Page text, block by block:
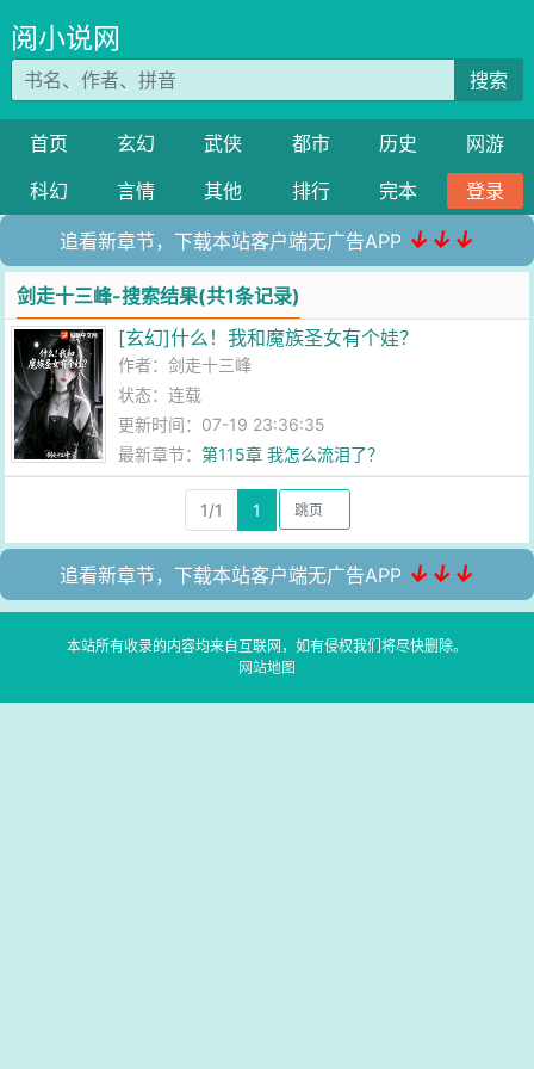
阅小说网
搜索
首页 玄幻 武侠 都市 历史
网游
科幻
言情 其他 排行 完本 登录
追看新章节，下载本站客户端无广告APP ↓↓↓
剑走十三峰-搜索结果(共1条记录)
[玄幻]什么！我和魔族圣女有个娃？
作者：剑走十三峰
状态：连载
更新时间：07-19 23:36:35
最新章节：第115章 我怎么流泪了？
1/1 1
追看新章节，下载本站客户端无广告APP ↓↓↓
本站所有收录的内容均来自互联网，如有侵权我们将尽快删除。
网站地图